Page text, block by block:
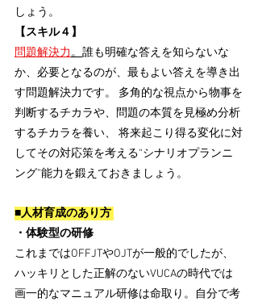
しょう。
【スキル４】
問題解決力。 誰も明確な答えを知らないな
か、必要となるのが、最もよい答えを導き出
す問題解決力です。 多角的な視点から物事を
判断するチカラや、問題の本質を見極め分析
するチカラを養い、 将来起こり得る変化に対
してその対応策を考える“シナリオプランニ
ング”能力を鍛えておきましょう。
■人材育成のあり方
・体験型の研修
これまではOFFJTやOJTが一般的でしたが、
ハッキリとした正解のないVUCAの時代では
画一的なマニュアル研修は命取り。自分で考